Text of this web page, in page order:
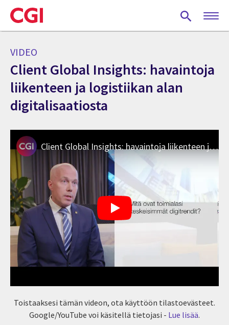
Skip
to
main
VIDEO
Client Global Insights: havaintoja
liikenteen ja logistiikan alan
digitalisaatiosta
Client Global Insights: havaintoja liikenteen ja logistiikan alan digitalisaatiosta
Toistaaksesi tämän videon, ota käyttöön tilastoevästeet.
Google/YouTube voi käsitellä tietojasi - Lue lisää.